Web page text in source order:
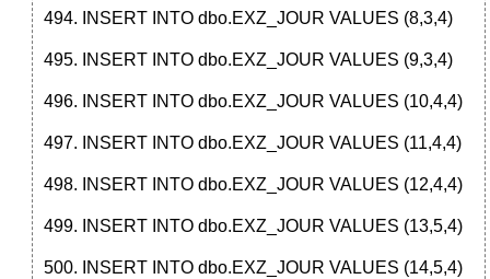
INSERT INTO dbo.EXZ_JOUR VALUES (8,3,4)
INSERT INTO dbo.EXZ_JOUR VALUES (9,3,4)
INSERT INTO dbo.EXZ_JOUR VALUES (10,4,4)
INSERT INTO dbo.EXZ_JOUR VALUES (11,4,4)
INSERT INTO dbo.EXZ_JOUR VALUES (12,4,4)
INSERT INTO dbo.EXZ_JOUR VALUES (13,5,4)
INSERT INTO dbo.EXZ_JOUR VALUES (14,5,4)